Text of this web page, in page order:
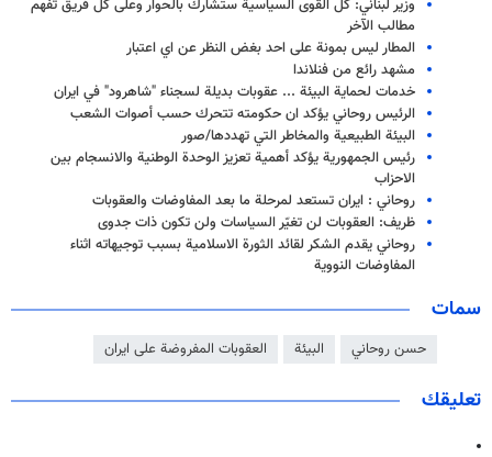
وزير لبناني: كل القوى السياسية ستشارك بالحوار وعلى كل فريق تفهم
مطالب الآخر
المطار ليس بمونة على احد بغض النظر عن اي اعتبار
مشهد رائع من فنلاندا
خدمات لحماية البيئة ... عقوبات بديلة لسجناء "شاهرود" في ايران
الرئيس روحاني يؤكد ان حكومته تتحرك حسب أصوات الشعب
البيئة الطبيعية والمخاطر التي تهددها/صور
رئيس الجمهورية يؤكد أهمية تعزيز الوحدة الوطنية والانسجام بين
الاحزاب
روحاني : ايران تستعد لمرحلة ما بعد المفاوضات والعقوبات
ظريف: العقوبات لن تغيّر السياسات ولن تكون ذات جدوى
روحاني يقدم الشكر لقائد الثورة الاسلامية بسبب توجيهاته اثناء
المفاوضات النووية
سمات
حسن روحاني البيئة العقوبات المفروضة على ايران
تعليقك